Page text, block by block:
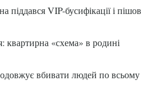
піддався VIP-бусифікації і пішов
квартирна «схема» в родині
вбивати людей по всьому